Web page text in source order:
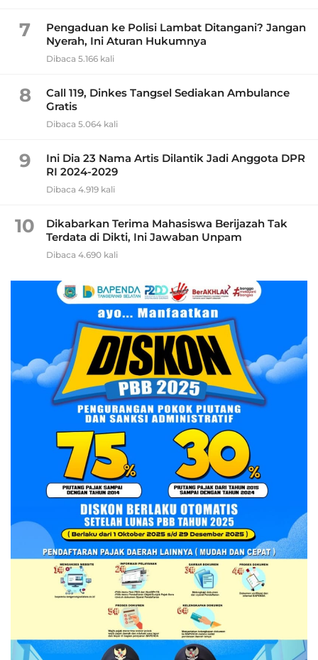
7
Pengaduan ke Polisi Lambat Ditangani? Jangan
Nyerah, Ini Aturan Hukumnya
Dibaca 5.166 kali
8
Call 119, Dinkes Tangsel Sediakan Ambulance
Gratis
Dibaca 5.064 kali
9
Ini Dia 23 Nama Artis Dilantik Jadi Anggota DPR
RI 2024-2029
Dibaca 4.919 kali
10
Dikabarkan Terima Mahasiswa Berijazah Tak
Terdata di Dikti, Ini Jawaban Unpam
Dibaca 4.690 kali